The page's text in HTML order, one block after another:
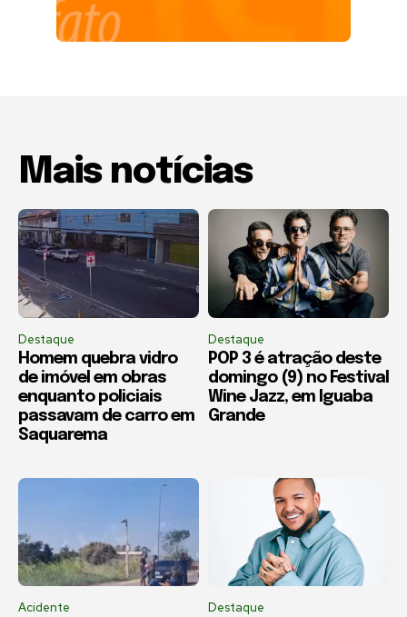
Mais notícias
Destaque
Homem quebra vidro
de imóvel em obras
enquanto policiais
passavam de carro em
Saquarema
Destaque
POP 3 é atração deste
domingo (9) no Festival
Wine Jazz, em Iguaba
Grande
Acidente Destaque